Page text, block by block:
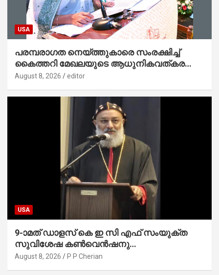
USA
പരമ്പരാഗത നെയ്ത്തുകാരെ സംരക്ഷിച്ച്
കൈത്തറി മേഖലയുടെ ആധുനികവത്കരണം
സാധ്യമാക്കും : ഡെപ്യൂട്ടി സ്പീക്കർ
August 8, 2026 editor
USA
9-ാമത് ഡാളസ് കെ ഇ സി എഫ് സംയുക്ത
സുവിശേഷ കൺവെൻഷനു
പ്രാർത്ഥനാനിർഭരമായ തുടക്കം
August 8, 2026 P P Cherian